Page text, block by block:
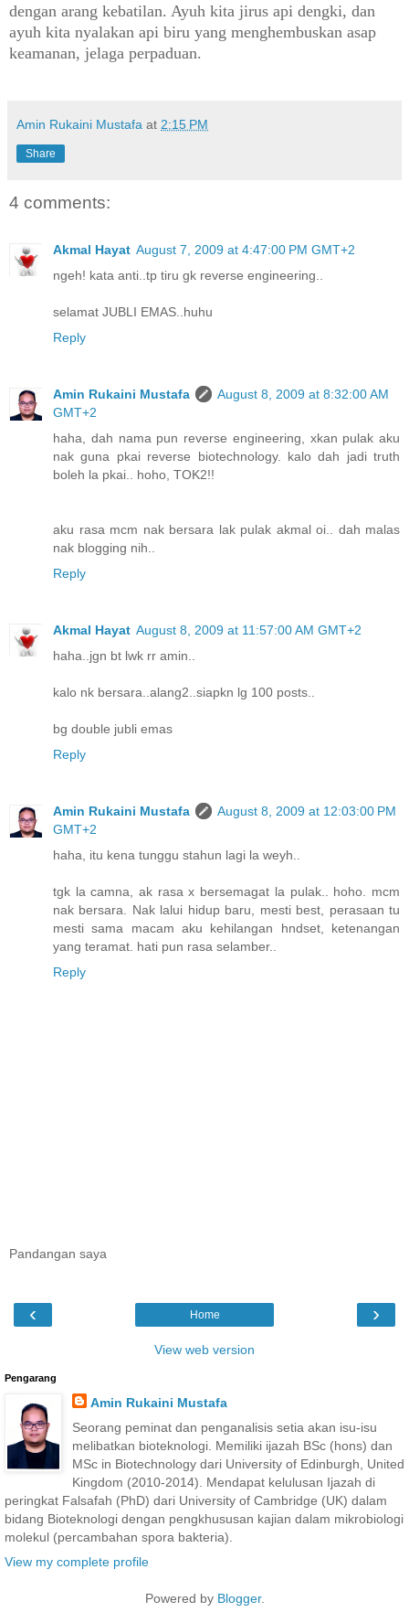
dengan arang kebatilan. Ayuh kita jirus api dengki, dan
ayuh kita nyalakan api biru yang menghembuskan asap
keamanan, jelaga perpaduan.
Amin Rukaini Mustafa at 2:15 PM
Share
4 comments:
Akmal Hayat August 7, 2009 at 4:47:00 PM GMT+2
ngeh! kata anti..tp tiru gk reverse engineering..
selamat JUBLI EMAS..huhu
Reply
Amin Rukaini Mustafa
August 8, 2009 at 8:32:00 AM
GMT+2
haha, dah nama pun reverse engineering, xkan pulak aku
nak guna pkai reverse biotechnology. kalo dah jadi truth
boleh la pkai.. hoho, TOK2!!
aku rasa mcm nak bersara lak pulak akmal oi.. dah malas
nak blogging nih..
Reply
Akmal Hayat August 8, 2009 at 11:57:00 AM GMT+2
haha..jgn bt lwk rr amin..
kalo nk bersara..alang2..siapkn lg 100 posts..
bg double jubli emas
Reply
Amin Rukaini Mustafa
August 8, 2009 at 12:03:00 PM
GMT+2
haha, itu kena tunggu stahun lagi la weyh..
tgk la camna, ak rasa x bersemagat la pulak.. hoho. mcm
nak bersara. Nak lalui hidup baru, mesti best, perasaan tu
mesti sama macam aku kehilangan hndset, ketenangan
yang teramat. hati pun rasa selamber..
Reply
Pandangan saya
‹ ›
Home
View web version
Pengarang
Amin Rukaini Mustafa
Seorang peminat dan penganalisis setia akan isu-isu
melibatkan bioteknologi. Memiliki ijazah BSc (hons) dan
MSc in Biotechnology dari University of Edinburgh, United
Kingdom (2010-2014). Mendapat kelulusan Ijazah di
peringkat Falsafah (PhD) dari University of Cambridge (UK) dalam
bidang Bioteknologi dengan pengkhususan kajian dalam mikrobiologi
molekul (percambahan spora bakteria).
View my complete profile
Powered by Blogger.